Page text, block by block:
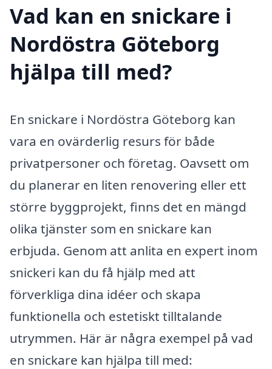
Vad kan en snickare i
Nordöstra Göteborg
hjälpa till med?
En snickare i Nordöstra Göteborg kan
vara en ovärderlig resurs för både
privatpersoner och företag. Oavsett om
du planerar en liten renovering eller ett
större byggprojekt, finns det en mängd
olika tjänster som en snickare kan
erbjuda. Genom att anlita en expert inom
snickeri kan du få hjälp med att
förverkliga dina idéer och skapa
funktionella och estetiskt tilltalande
utrymmen. Här är några exempel på vad
en snickare kan hjälpa till med: